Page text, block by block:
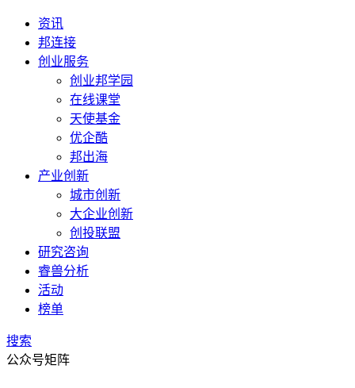
资讯
邦连接
创业服务
创业邦学园
在线课堂
天使基金
优企酷
邦出海
产业创新
城市创新
大企业创新
创投联盟
研究咨询
睿兽分析
活动
榜单
搜索
公众号矩阵